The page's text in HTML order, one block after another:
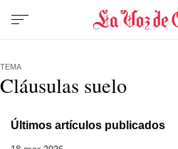
TEMA
Cláusulas suelo
Últimos artículos publicados